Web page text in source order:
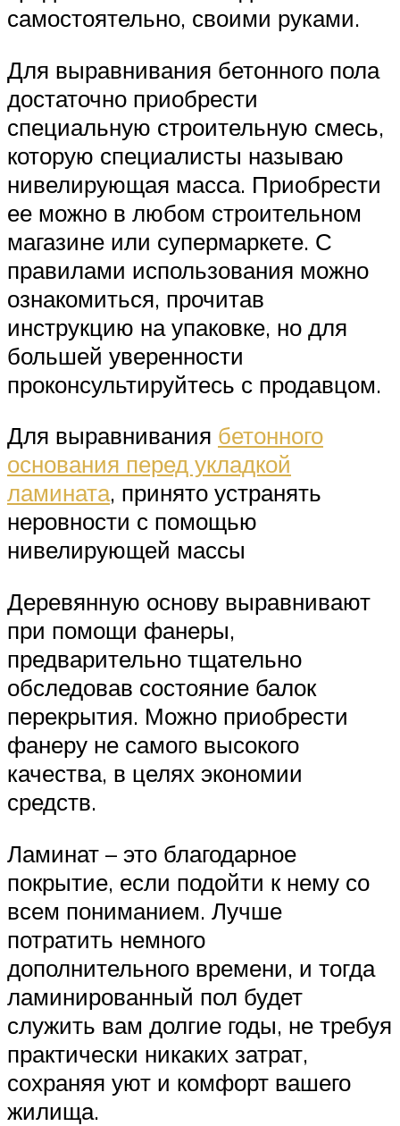
самостоятельно, своими руками.
Для выравнивания бетонного пола
достаточно приобрести
специальную строительную смесь,
которую специалисты называю
нивелирующая масса. Приобрести
ее можно в любом строительном
магазине или супермаркете. С
правилами использования можно
ознакомиться, прочитав
инструкцию на упаковке, но для
большей уверенности
проконсультируйтесь с продавцом.
Для выравнивания бетонного
основания перед укладкой
ламината, принято устранять
неровности с помощью
нивелирующей массы
Деревянную основу выравнивают
при помощи фанеры,
предварительно тщательно
обследовав состояние балок
перекрытия. Можно приобрести
фанеру не самого высокого
качества, в целях экономии
средств.
Ламинат – это благодарное
покрытие, если подойти к нему со
всем пониманием. Лучше
потратить немного
дополнительного времени, и тогда
ламинированный пол будет
служить вам долгие годы, не требуя
практически никаких затрат,
сохраняя уют и комфорт вашего
жилища.